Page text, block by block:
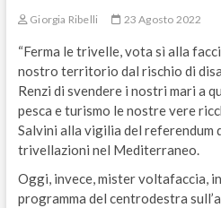
Giorgia Ribelli 23 Agosto 2022
“Ferma le trivelle, vota sì alla
nostro territorio dal rischio di
Renzi di svendere i nostri mari a
pesca e turismo le nostre vere
Salvini alla vigilia del referendum
trivellazioni nel Mediterraneo.
Oggi, invece, mister voltafaccia,
programma del centrodestra